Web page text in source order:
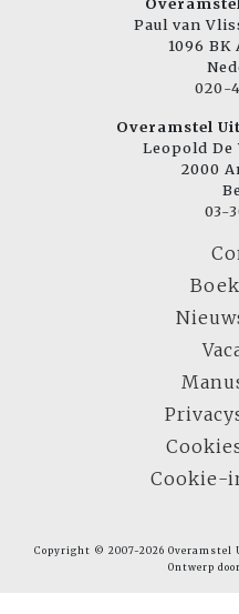
Paul van
1096
020-
Overamstel
Leopold De
2000
03-
Cookie-
Copyright © 2007-2026 Overamstel
Ontwerp door